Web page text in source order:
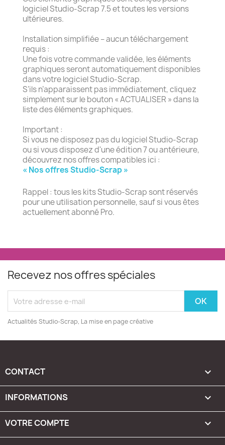
logiciel Studio-Scrap 7.5 et toutes les versions
ultérieures.
Installation simplifiée – aucun téléchargement
requis :
Une fois votre commande validée, les éléments
graphiques seront automatiquement disponibles
dans votre logiciel Studio-Scrap.
S’ils n’apparaissent pas immédiatement, cliquez
simplement sur le bouton « ACTUALISER » dans la
liste des éléments graphiques.
Important :
Si vous ne disposez pas du logiciel Studio-Scrap
ou si vous disposez d'une édition 7 ou antérieure,
découvrez nos offres compatibles ici :
« Nos offres Studio-Scrap »
Rappel : tous les kits Studio-Scrap sont réservés
pour une utilisation personnelle, sauf si vous êtes
actuellement abonné Pro.
Recevez nos offres spéciales
Actualités Studio-Scrap, La mise en page créative
CONTACT 
INFORMATIONS 
VOTRE COMPTE 